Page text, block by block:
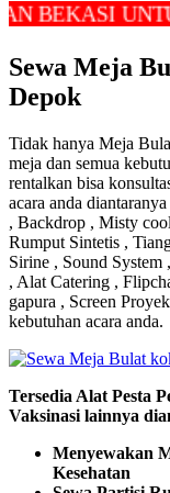
UNTUK
Sewa Meja
Depok
Tidak hanya Meja
meja dan semua
rentalkan bisa
acara anda
, Backdrop , Misty
Rumput Sintetis ,
Sirine , Sound
, Alat Catering ,
gapura , Screen
kebutuhan acara anda.
Tersedia Alat Pesta
Vaksinasi lainnya
Menyewakan
Kesehatan